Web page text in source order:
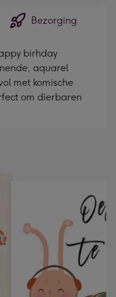
Bezorging
birhday
aquarel
met komische
om dierbaren